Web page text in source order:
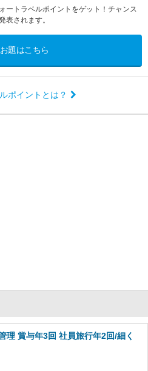
ートラベルポイントをゲット！チャンス
表されます。
題はこちら
ポイントとは？
理 賞与年3回 社員旅行年2回/細く